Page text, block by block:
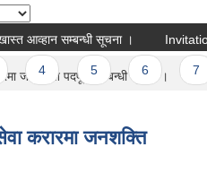
सम्बन्धी सूचना । Invitation For
4 5 6
जनशक्ति पदपूर्ति सम्बन्धी सूचना ।
करारमा जनशक्ति